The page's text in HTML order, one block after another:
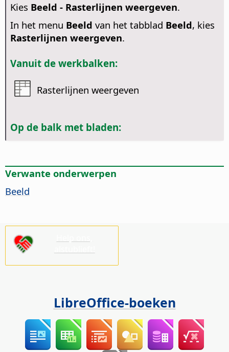
Kies Beeld - Rasterlijnen weergeven.
In het menu Beeld van het tabblad Beeld, kies
Rasterlijnen weergeven.
Vanuit de werkbalken:
Rasterlijnen weergeven
Op de balk met bladen:
Verwante onderwerpen
Beeld
LibreOffice-boeken